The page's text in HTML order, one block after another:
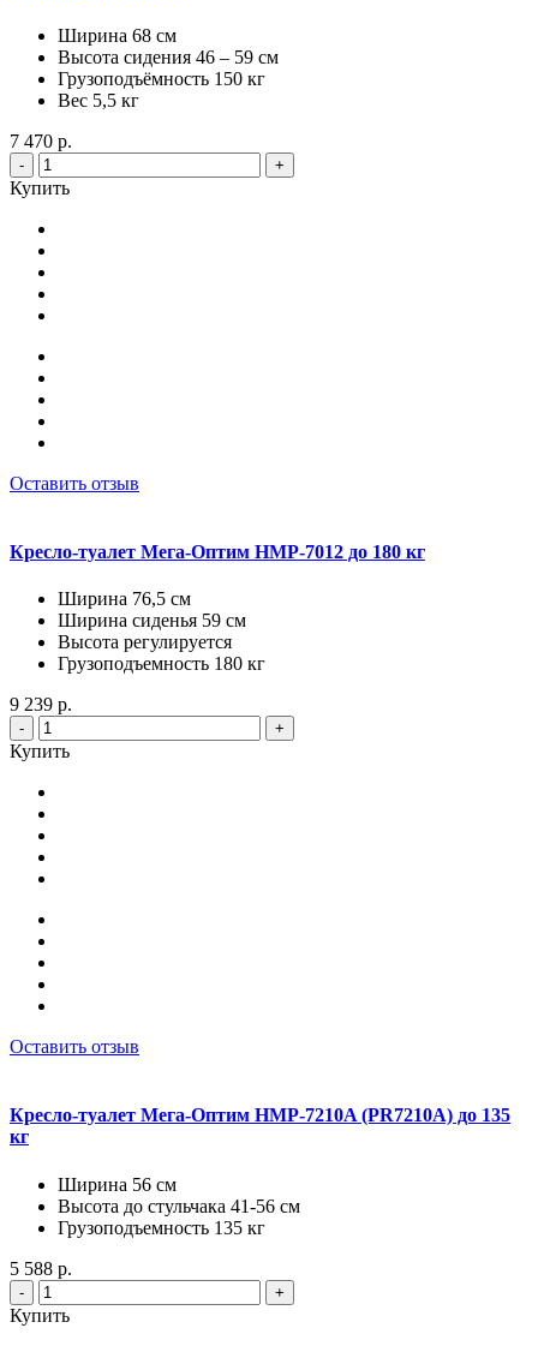
Ширина 68 см
Высота сидения 46 – 59 см
Грузоподъёмность 150 кг
Вес 5,5 кг
7 470 р.
- +
Купить
Оставить отзыв
Кресло-туалет Мега-Оптим HMP-7012 до 180 кг
Ширина 76,5 см
Ширина сиденья 59 см
Высота регулируется
Грузоподъемность 180 кг
9 239 р.
- +
Купить
Оставить отзыв
Кресло-туалет Мега-Оптим HMP-7210A (PR7210A) до 135
кг
Ширина 56 см
Высота до стульчака 41-56 см
Грузоподъемность 135 кг
5 588 р.
- +
Купить